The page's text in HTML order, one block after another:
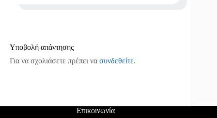
Υποβολή απάντησης
Για να σχολιάσετε πρέπει να συνδεθείτε.
Επικοινωνία